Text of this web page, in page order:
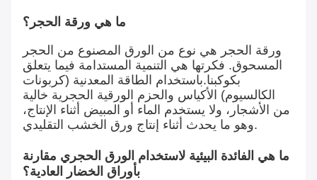
ما هي ورقة الحجر؟
ورقة الحجر هي نوع من الورق المصنوع من الحجر
المسحوق. فكرتها هي التنمية المستدامة فيما يتعلق
بكوكبنا.باستخدام الطاقة المعدنية (كربونات
الكالسيوم) الأكياس والحزم الورقية الحجرية خالية
من الأشجار، ولا يستخدم الماء أو المبيض أثناء الإنتاج،
وهو ما يحدث أثناء إنتاج ورق الخشب التقليدي.
ما هي الفائدة البيئية لاستخدام الورق الحجري مقارنة
بأوراق الخضار العادية؟